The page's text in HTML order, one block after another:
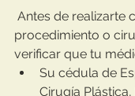
procedimiento o
verificar que tu
Su cédula de
Cirugía